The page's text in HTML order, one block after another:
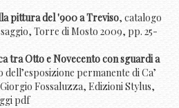
pittura del '900 a Treviso, catalogo
Torre di Mosto 2009, pp. 25-
tra Otto e Novecento con sguardi a
permanente di Ca’
Fossaluzza, Edizioni Stylus,
pdf